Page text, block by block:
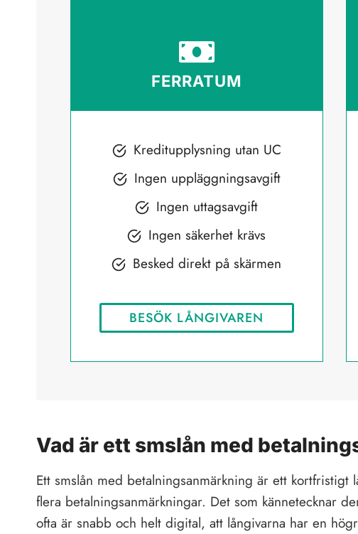
FERRATUM
Kreditupplysning utan UC
Ingen uppläggningsavgift
Ingen uttagsavgift
Ingen säkerhet krävs
Besked direkt på skärmen
BESÖK LÅNGIVAREN
Vad är ett smslån med
Ett smslån med betalningsanmärkning är ett
flera betalningsanmärkningar. Det som kännetecknar
ofta är snabb och helt digital, att långivarna har en